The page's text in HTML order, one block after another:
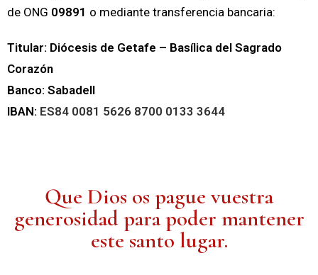
de ONG 09891 o mediante transferencia bancaria:
Titular: Diócesis de Getafe – Basílica del Sagrado
Corazón
Banco: Sabadell
IBAN: ES84 0081 5626 8700 0133 3644
Que Dios os pague vuestra
generosidad para poder mantener
este santo lugar.